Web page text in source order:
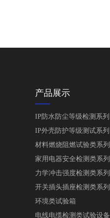
产品展示
IP防水防尘等级检测系列
IP外壳防护等级测试系列
材料燃烧阻燃试验类系列
家用电器安全检测类系列
力学冲击强度检测类系列
开关插头插座检测类系列
环境类试验箱
电线电缆检测类试验设备